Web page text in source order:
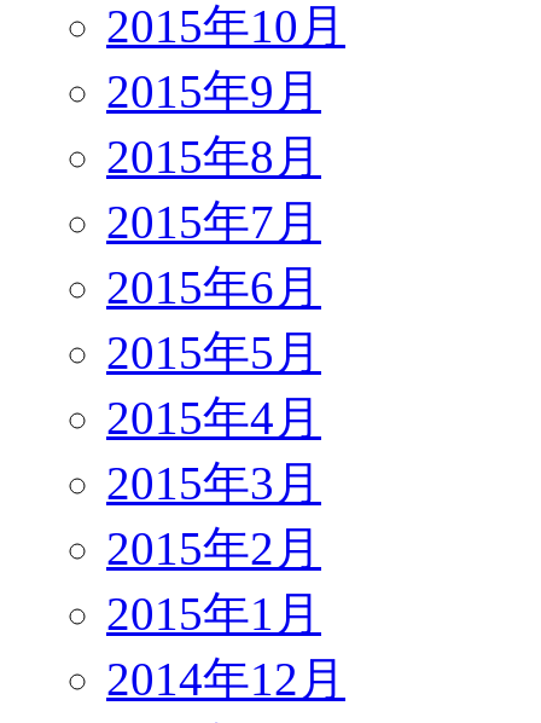
2015年10月
2015年9月
2015年8月
2015年7月
2015年6月
2015年5月
2015年4月
2015年3月
2015年2月
2015年1月
2014年12月